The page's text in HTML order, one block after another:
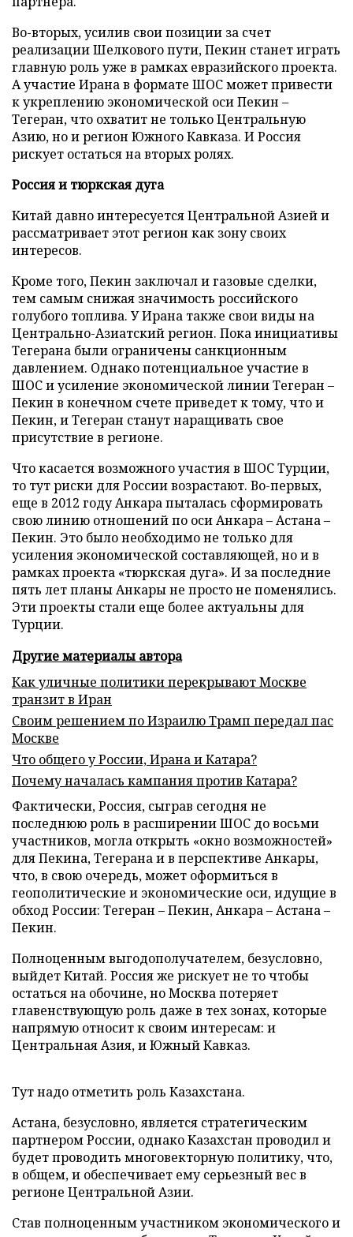
Во-вторых, усилив свои позиции за счет
реализации Шелкового пути, Пекин станет играть
главную роль уже в рамках евразийского проекта.
А участие Ирана в формате ШОС может привести
к укреплению экономической оси Пекин –
Тегеран, что охватит не только Центральную
Азию, но и регион Южного Кавказа. И Россия
рискует остаться на вторых ролях.
Россия и тюркская дуга
Китай давно интересуется Центральной Азией и
рассматривает этот регион как зону своих
интересов.
Кроме того, Пекин заключал и газовые сделки,
тем самым снижая значимость российского
голубого топлива. У Ирана также свои виды на
Центрально-Азиатский регион. Пока инициативы
Тегерана были ограничены санкционным
давлением. Однако потенциальное участие в
ШОС и усиление экономической линии Тегеран –
Пекин в конечном счете приведет к тому, что и
Пекин, и Тегеран станут наращивать свое
присутствие в регионе.
Что касается возможного участия в ШОС Турции,
то тут риски для России возрастают. Во-первых,
еще в 2012 году Анкара пыталась сформировать
свою линию отношений по оси Анкара – Астана –
Пекин. Это было необходимо не только для
усиления экономической составляющей, но и в
рамках проекта «тюркская дуга». И за последние
пять лет планы Анкары не просто не поменялись.
Эти проекты стали еще более актуальны для
Турции.
Другие материалы автора
Как уличные политики перекрывают Москве
транзит в Иран
Своим решением по Израилю Трамп передал пас
Москве
Что общего у России, Ирана и Катара?
Почему началась кампания против Катара?
Фактически, Россия, сыграв сегодня не
последнюю роль в расширении ШОС до восьми
участников, могла открыть «окно возможностей»
для Пекина, Тегерана и в перспективе Анкары,
что, в свою очередь, может оформиться в
геополитические и экономические оси, идущие в
обход России: Тегеран – Пекин, Анкара – Астана –
Пекин.
Полноценным выгодополучателем, безусловно,
выйдет Китай. Россия же рискует не то чтобы
остаться на обочине, но Москва потеряет
главенствующую роль даже в тех зонах, которые
напрямую относит к своим интересам: и
Центральная Азия, и Южный Кавказ.
Тут надо отметить роль Казахстана.
Астана, безусловно, является стратегическим
партнером России, однако Казахстан проводил и
будет проводить многовекторную политику, что,
в общем, и обеспечивает ему серьезный вес в
регионе Центральной Азии.
Став полноценным участником экономического и